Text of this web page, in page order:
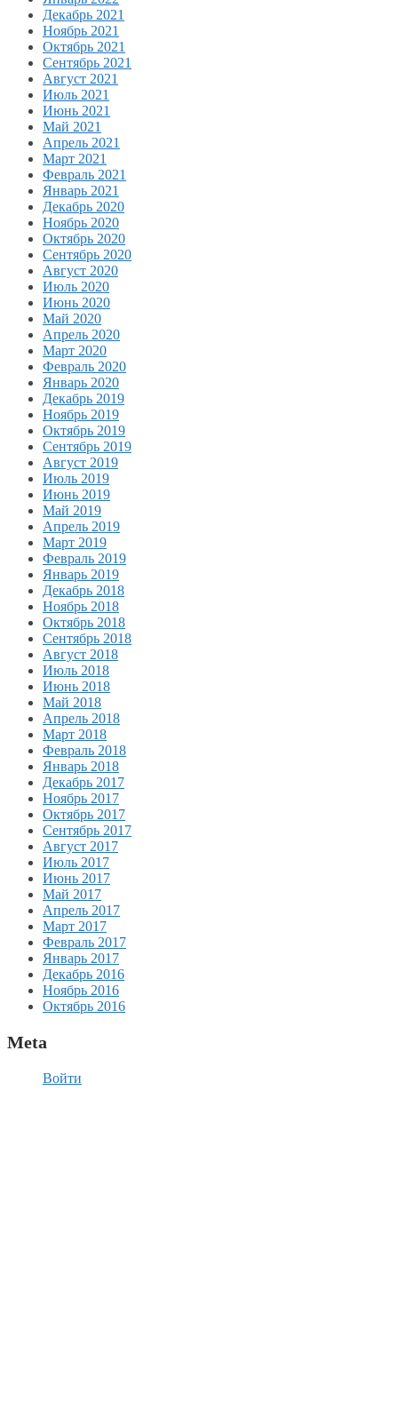
Декабрь 2021
Ноябрь 2021
Октябрь 2021
Сентябрь 2021
Август 2021
Июль 2021
Июнь 2021
Май 2021
Апрель 2021
Март 2021
Февраль 2021
Январь 2021
Декабрь 2020
Ноябрь 2020
Октябрь 2020
Сентябрь 2020
Август 2020
Июль 2020
Июнь 2020
Май 2020
Апрель 2020
Март 2020
Февраль 2020
Январь 2020
Декабрь 2019
Ноябрь 2019
Октябрь 2019
Сентябрь 2019
Август 2019
Июль 2019
Июнь 2019
Май 2019
Апрель 2019
Март 2019
Февраль 2019
Январь 2019
Декабрь 2018
Ноябрь 2018
Октябрь 2018
Сентябрь 2018
Август 2018
Июль 2018
Июнь 2018
Май 2018
Апрель 2018
Март 2018
Февраль 2018
Январь 2018
Декабрь 2017
Ноябрь 2017
Октябрь 2017
Сентябрь 2017
Август 2017
Июль 2017
Июнь 2017
Май 2017
Апрель 2017
Март 2017
Февраль 2017
Январь 2017
Декабрь 2016
Ноябрь 2016
Октябрь 2016
Meta
Войти